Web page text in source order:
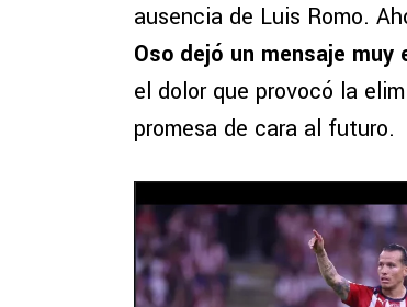
ausencia de Luis Romo.
Oso dejó un mensaje
el dolor que provocó la
promesa de cara al futuro.